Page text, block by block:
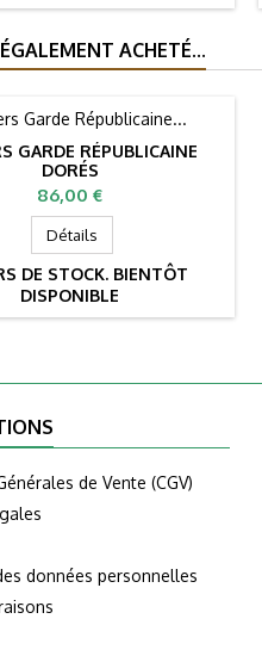
ACHETÉ...
GARDE RÉPUBLICAINE
DORÉS
Prix
86,00 €
Détails
DE STOCK. BIENTÔT
DISPONIBLE
de Vente (CGV)
données personnelles